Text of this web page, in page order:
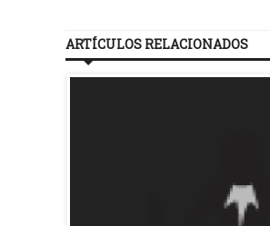
ARTÍCULOS RELACIONADOS